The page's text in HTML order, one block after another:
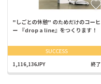
"しごとの休憩" のためだけのコーヒ
ー 『drop a line』をつくります！
SUCCESS
1,116,136JPY 終了